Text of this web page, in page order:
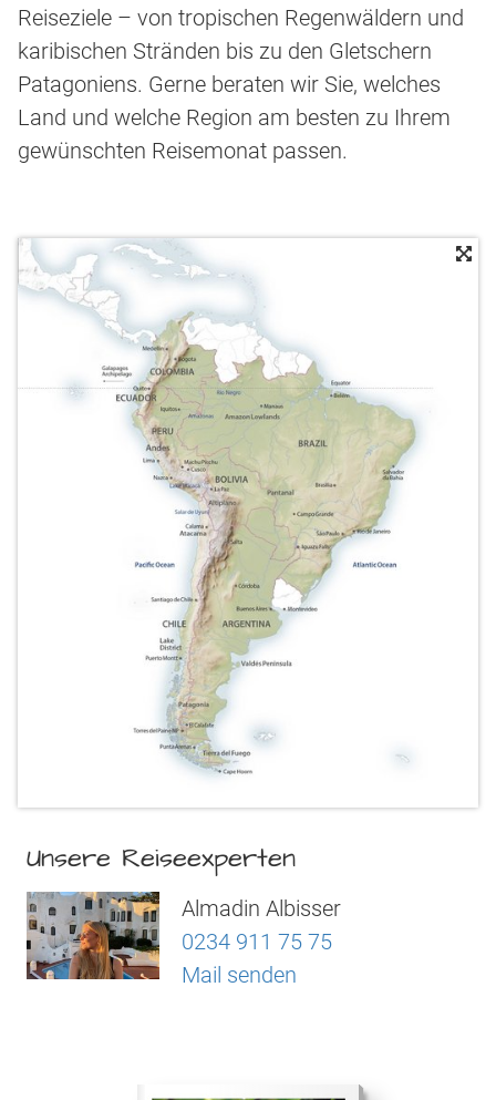
Reiseziele – von tropischen Regenwäldern und
karibischen Stränden bis zu den Gletschern
Patagoniens. Gerne beraten wir Sie, welches
Land und welche Region am besten zu Ihrem
gewünschten Reisemonat passen.
Unsere Reiseexperten
Almadin Albisser
0234 911 75 75
Mail senden